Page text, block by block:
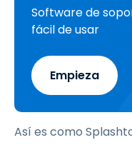
Software de
fácil de usar
Empieza
Así es como